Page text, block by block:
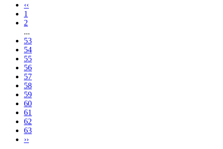
‹‹
1
2
...
53
54
55
56
57
58
59
60
61
62
63
››